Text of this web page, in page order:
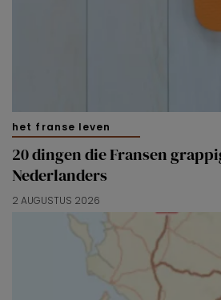
het franse leven
20 dingen die Fransen
Nederlanders
2 AUGUSTUS 2026